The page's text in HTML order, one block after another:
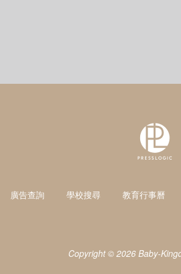
廣告查詢 學校搜尋 教育行事曆
Copyright © 2026 Baby-